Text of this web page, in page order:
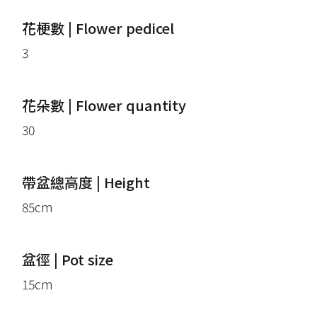
花梗數 | Flower pedicel
3
花朵數 | Flower quantity
30
帶盆總高度 | Height
85cm
盆徑 | Pot size
15cm